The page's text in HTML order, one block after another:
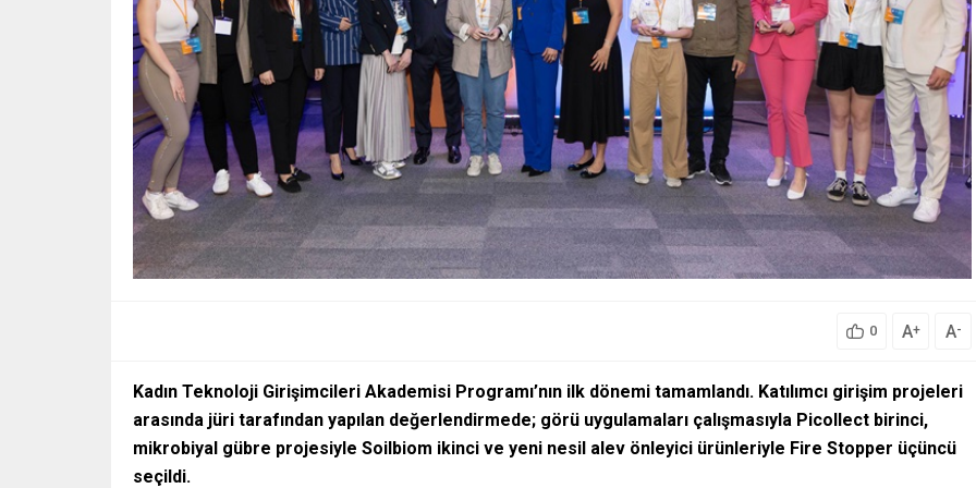
0 A+ A-
Kadın Teknoloji Girişimcileri Akademisi Programı’nın ilk dönemi tamamlandı. Katılımcı girişim projeleri
arasında jüri tarafından yapılan değerlendirmede; görü uygulamaları çalışmasıyla Picollect birinci,
mikrobiyal gübre projesiyle Soilbiom ikinci ve yeni nesil alev önleyici ürünleriyle Fire Stopper üçüncü
seçildi.